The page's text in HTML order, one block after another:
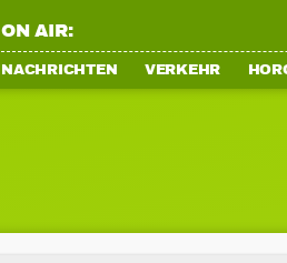
ON AIR:
NACHRICHTEN VERKEHR